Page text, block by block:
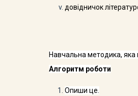
довідничок
Навчальна методика, яка
Алгоритм роботи
Опиши це.